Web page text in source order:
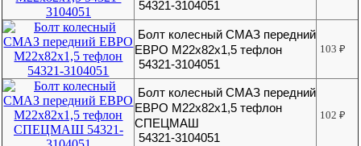
54321-3104051
Болт колесный СМАЗ передний
ЕВРО М22х82х1,5 тефлон
54321-3104051
103₽
Болт колесный СМАЗ передний
ЕВРО М22х82х1,5 тефлон
СПЕЦМАШ
54321-3104051
102₽